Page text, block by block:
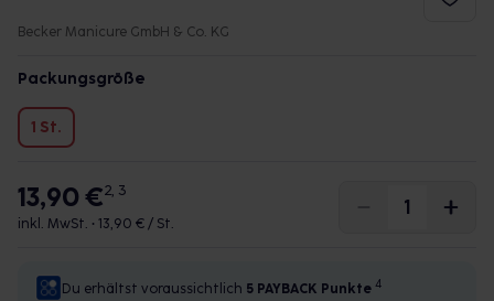
Becker Manicure GmbH & Co. KG
Packungsgröße
1 St.
13,90 €2, 3
inkl. MwSt. • 13,90 € / St.
Du erhältst voraussichtlich 5 PAYBACK Punkte 4